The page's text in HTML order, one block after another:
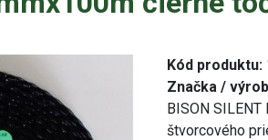
Kód produktu:
Značka /
BISON
štvorcového